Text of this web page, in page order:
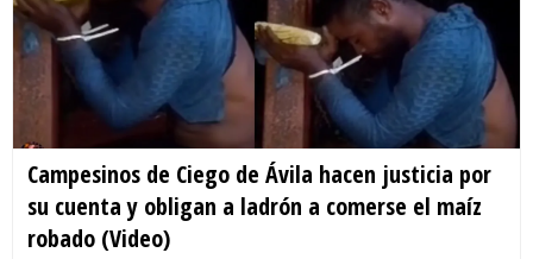
Campesinos de Ciego de Ávila hacen justicia por
su cuenta y obligan a ladrón a comerse el maíz
robado (Video)